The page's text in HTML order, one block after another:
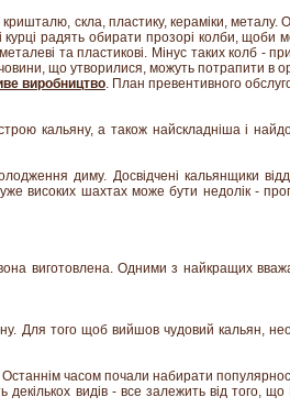
скла, пластику, кераміки, металу.
радять обирати прозорі колби, щоби
та пластикові. Мінус таких колб -
що утворилися, можуть потрапити в
виробництво. План превентивного
кальяну, а також найскладніша і
диму. Досвідчені кальянщики
високих шахтах може бути недолік -
виготовлена. Одними з найкращих
Для того щоб вийшов чудовий кальян,
часом почали набирати
декількох видів - все залежить від того,